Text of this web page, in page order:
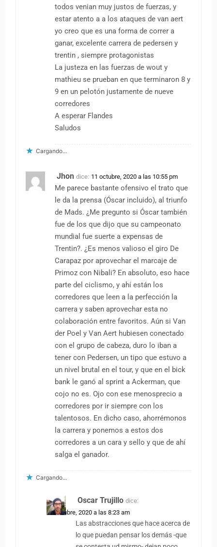
todos venian muy justos de fuerzas, y
estar atento a a los ataques de van aert
yo creo que es una forma de correr a
ganar, excelente carrera de pedersen y
trentin , siempre protagonistas
La justeza en las fuerzas de wout y
mathieu se prueban en que terminaron 8 y
9 en un pelotón justamente de nueve
corredores
A esperar Flandes
Saludos
Cargando...
Jhon dice: 11 octubre, 2020 a las 10:55 pm
Me parece bastante ofensivo el trato que
le da la prensa (Óscar incluido), al triunfo
de Mads. ¿Me pregunto si Óscar también
fue de los que dijo que su campeonato
mundial fue suerte a expensas de
Trentin?. ¿Es menos valioso el giro De
Carapaz por aprovechar el marcaje de
Primoz con Nibali? En absoluto, eso hace
parte del ciclismo, y ahí están los
corredores que leen a la perfección la
carrera y saben aprovechar esta no
colaboración entre favoritos. Aún si Van
der Poel y Van Aert hubiesen conectado
con el grupo de cabeza, duro lo iban a
tener con Pedersen, un tipo que estuvo a
un nivel brutal en el tour, y que en el bick
bank le ganó al sprint a Ackerman, que
cojo no es. Ojo con ese menosprecio a
corredores por ir siempre con los
talentosos. En dicho caso, ahorrémonos
la carrera y ponemos a estos dos
corredores a un cara y sello y que de ahí
salga el ganador.
Cargando...
Oscar Trujillo dice:
12 octubre, 2020 a las 8:23 am
Las abstracciones que hace acerca de
lo que puedan pensar los demás -que